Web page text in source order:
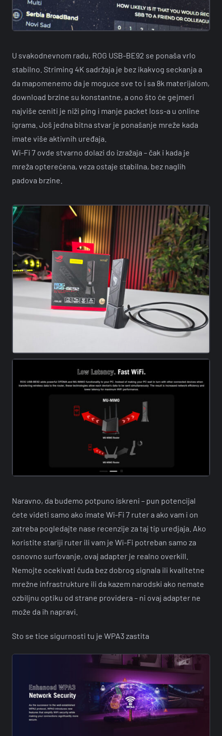
U svakodnevnom radu, ROG USB-BE92 se ponaša vrlo
stabilno. Striming 4K sadržaja je bez ikakvog seckanja a
da mapomenemo da je moguce sve to i sa 8k materijalom,
download brzine su konstantne, a ono što će gejmeri
najviše ceniti je niži ping i manje packet loss-a u online
igrama. Još jedna bitna stvar je ponašanje mreže kada
imate više aktivnih uređaja.
Wi-Fi 7 ovde stvarno dolazi do izražaja – čak i kada je
mreža opterećena, veza ostaje stabilna, bez naglih
padova brzine.
Naravno, da budemo potpuno iskreni – pun potencijal
ćete videti samo ako imate Wi-Fi 7 ruter a ako vam i on
zatreba pogledajte nase recenzije za taj tip uredjaja. Ako
koristite stariji ruter ili vam je Wi-Fi potreban samo za
osnovno surfovanje, ovaj adapter je realno overkill.
Nemojte ocekivati čuda bez dobrog signala ili kvalitetne
mrežne infrastrukture ili da kazem narodski ako nemate
ozbiljnu optiku od strane providera – ni ovaj adapter ne
može da ih napravi.
Sto se tice sigurnosti tu je WPA3 zastita